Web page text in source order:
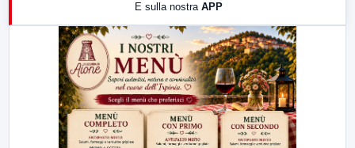
LabNews (replica)
E sulla nostra APP